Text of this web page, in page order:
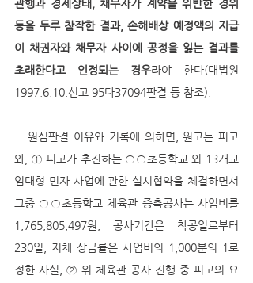
관행과 경제상태, 채무자가 계약을 위반한 경위
등을 두루 참작한 결과, 손해배상 예정액의 지급
이 채권자와 채무자 사이에 공정을 잃는 결과를
초래한다고 인정되는 경우라야 한다(대법원
1997.6.10.선고 95다37094판결 등 참조).
   원심판결 이유와 기록에 의하면, 원고는 피고
와, ① 피고가 추진하는 ○○초등학교 외 13개교
임대형 민자 사업에 관한 실시협약을 체결하면서
그중 ○○초등학교 체육관 증축공사는 사업비를
1,765,805,497원, 공사기간은 착공일로부터
230일, 지체 상금률은 사업비의 1,000분의 1로
정한 사실, ② 위 체육관 공사 진행 중 피고의 요